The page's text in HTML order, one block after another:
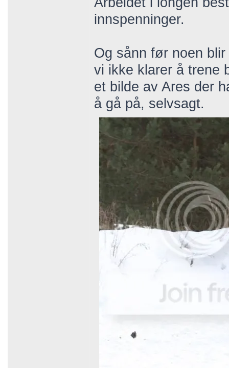
innspenninger.
Og sånn før noen
vi ikke klarer å trene
et bilde av Ares der
å gå på, selvsagt.